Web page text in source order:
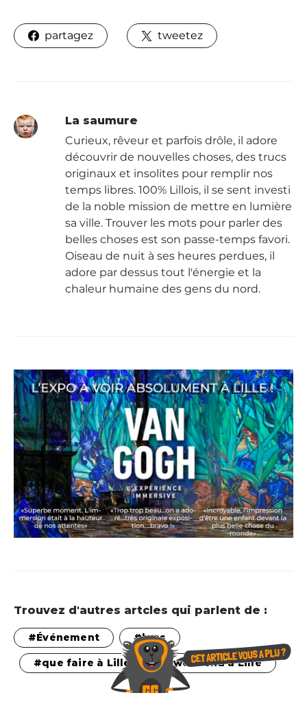
partagez tweetez
La saumure
Curieux, rêveur et parfois drôle, il adore
découvrir de nouvelles choses, des trucs
originaux et insolites pour remplir nos
temps libres. 100% Lillois, il se sent investi
de la noble mission de mettre en lumière
sa ville. Trouver les mots pour parler des
belles choses est son passe-temps favori.
Oiseau de nuit à ses heures perdues, il
adore par dessus tout l'énergie et la
chaleur humaine des gens du nord.
Trouvez d'autres artcles qui parlent de :
Événement loos
que faire à Lille weekend à Lille